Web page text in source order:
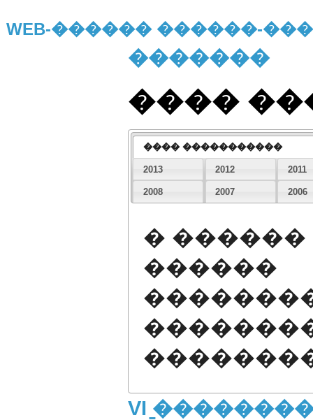
WEB-������ ������-
�������
����
���� �����������
2013 2012 2011
2008 2007 2006
�
������
VI